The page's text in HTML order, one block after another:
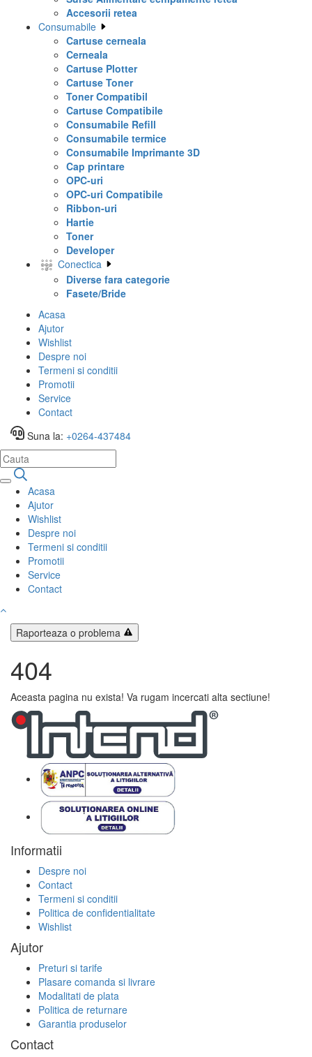
Accesorii retea
Consumabile
Cartuse cerneala
Cerneala
Cartuse Plotter
Cartuse Toner
Toner Compatibil
Cartuse Compatibile
Consumabile Refill
Consumabile termice
Consumabile Imprimante 3D
Cap printare
OPC-uri
OPC-uri Compatibile
Ribbon-uri
Hartie
Toner
Developer
Conectica
Diverse fara categorie
Fasete/Bride
Acasa
Ajutor
Wishlist
Despre noi
Termeni si conditii
Promotii
Service
Contact
Suna la: +0264-437484
Acasa
Ajutor
Wishlist
Despre noi
Termeni si conditii
Promotii
Service
Contact
Raporteaza o problema
404
Aceasta pagina nu exista! Va rugam incercati alta sectiune!
Informatii
Despre noi
Contact
Termeni si conditii
Politica de confidentialitate
Wishlist
Ajutor
Preturi si tarife
Plasare comanda si livrare
Modalitati de plata
Politica de returnare
Garantia produselor
Contact